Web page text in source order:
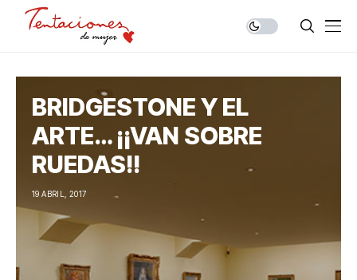
BRIDGESTONE Y EL
ARTE… ¡¡VAN SOBRE
RUEDAS!!
19 ABRIL, 2017